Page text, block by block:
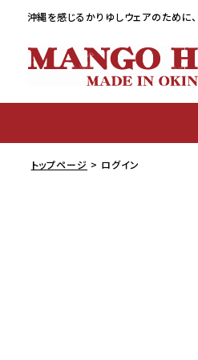
沖縄を感じるかりゆしウェアのために、
トップページ ログイン